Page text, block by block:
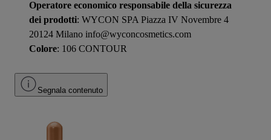
Operatore economico responsabile della sicurezza
dei prodotti: WYCON SPA Piazza IV Novembre 4
20124 Milano info@wyconcosmetics.com
Colore: 106 CONTOUR
Segnala contenuto